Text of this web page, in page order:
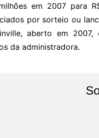
em 2007 para
por sorteio ou
aberto em
da administradora.